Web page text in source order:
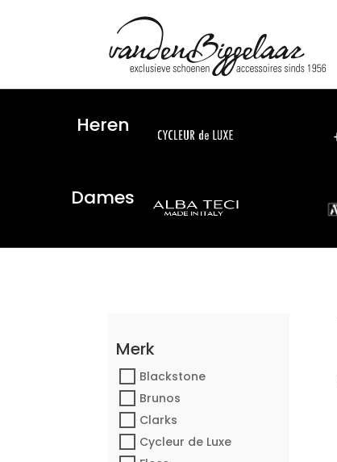
Heren
Dames
Merk
Blackstone
Brunos
Clarks
Cycleur de Luxe